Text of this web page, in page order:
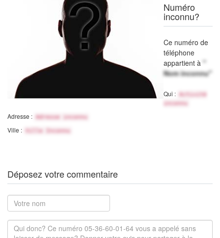
Numéro
inconnu?
Ce numéro de
téléphone
appartient à "
Nom inconnu"
Qui :
Activité
inconnu
Adresse : Adresse inconnu
Ville : Ville Inconnu
Déposez votre commentaire